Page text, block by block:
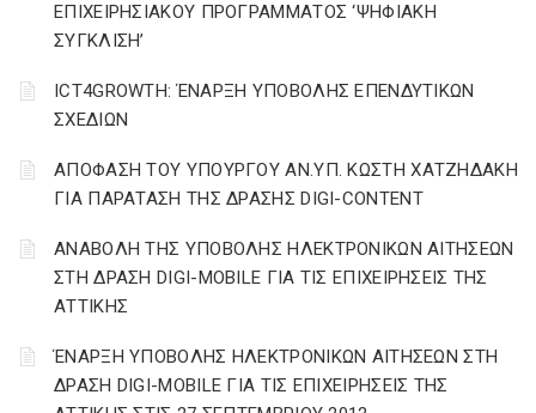
ΕΠΙΧΕΙΡΗΣΙΑΚΟΥ ΠΡΟΓΡΑΜΜΑΤΟΣ ‘ΨΗΦΙΑΚΗ
ΣΥΓΚΛΙΣΗ’
ICT4GROWTH: ΈΝΑΡΞΗ ΥΠΟΒΟΛΗΣ ΕΠΕΝΔΥΤΙΚΩΝ
ΣΧΕΔΙΩΝ
ΑΠΟΦΑΣΗ ΤΟΥ ΥΠΟΥΡΓΟΥ ΑΝ.ΥΠ. ΚΩΣΤΗ ΧΑΤΖΗΔΑΚΗ
ΓΙΑ ΠΑΡΑΤΑΣΗ ΤΗΣ ΔΡΑΣΗΣ DIGI-CONTENT
ΑΝΑΒΟΛΗ ΤΗΣ ΥΠΟΒΟΛΗΣ ΗΛΕΚΤΡΟΝΙΚΩΝ ΑΙΤΗΣΕΩΝ
ΣΤΗ ΔΡΑΣΗ DIGI-MOBILE ΓΙΑ ΤΙΣ ΕΠΙΧΕΙΡΗΣΕΙΣ ΤΗΣ
ΑΤΤΙΚΗΣ
ΈΝΑΡΞΗ ΥΠΟΒΟΛΗΣ ΗΛΕΚΤΡΟΝΙΚΩΝ ΑΙΤΗΣΕΩΝ ΣΤΗ
ΔΡΑΣΗ DIGI-MOBILE ΓΙΑ ΤΙΣ ΕΠΙΧΕΙΡΗΣΕΙΣ ΤΗΣ